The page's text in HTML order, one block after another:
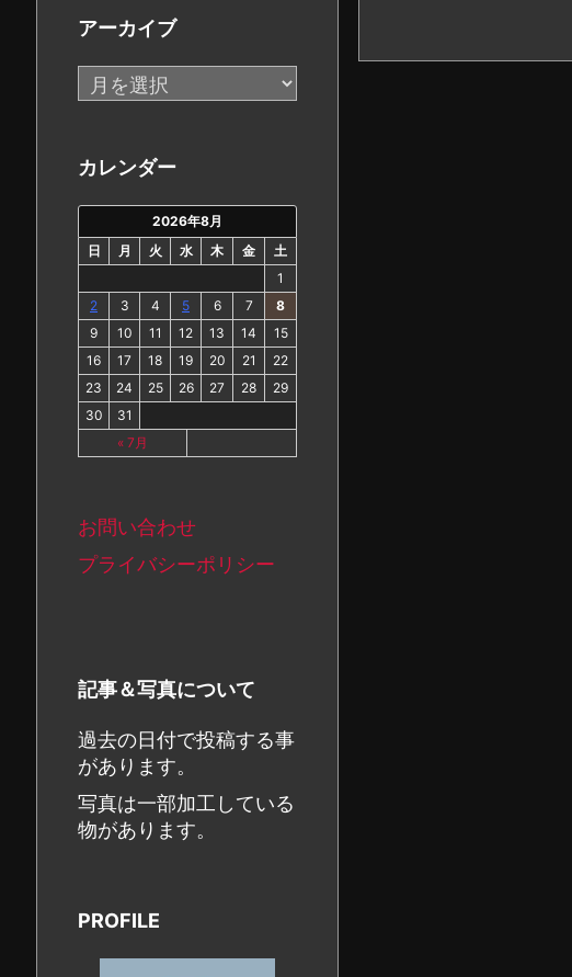
アーカイブ
ア
ー
イ
ブ
カレンダー
2026年8月
日
月 火 水 木 金
土
1
2
3 4 5 6 7
8
9
10 11 12 13 14
15
16
17 18 19 20 21
22
23
24 25 26 27 28
29
30
31
« 7月
お問い合わせ
プライバシーポリシー
記事＆写真について
過去の日付で投稿する事
があります。
写真は一部加工している
物があります。
PROFILE